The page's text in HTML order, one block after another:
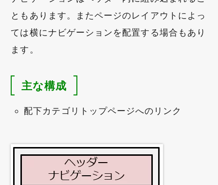
ともあります。またページのレイアウトによっ
ては横にナビゲーションを配置する場合もあり
ます。
主な構成
配下カテゴリトップページへのリンク